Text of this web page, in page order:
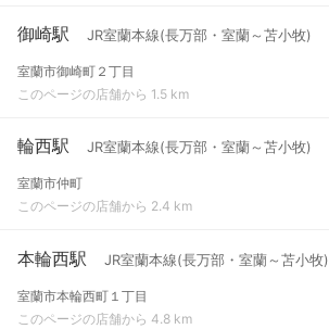
御崎駅 JR室蘭本線(長万部・室蘭～苫小牧)
室蘭市御崎町２丁目
このページの店舗から 1.5 km
輪西駅 JR室蘭本線(長万部・室蘭～苫小牧)
室蘭市仲町
このページの店舗から 2.4 km
本輪西駅 JR室蘭本線(長万部・室蘭～苫小牧)
室蘭市本輪西町１丁目
このページの店舗から 4.8 km